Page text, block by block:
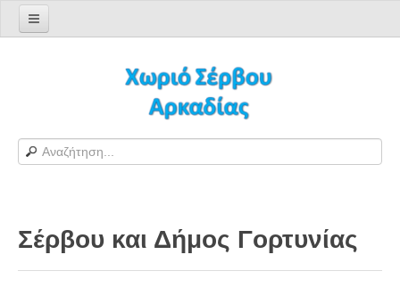
Φόρμα εγγραφής χρήστη
H Ιστοσελίδα μας
Αράπηδες
Σέρβου και Δήμος Γορτυνίας